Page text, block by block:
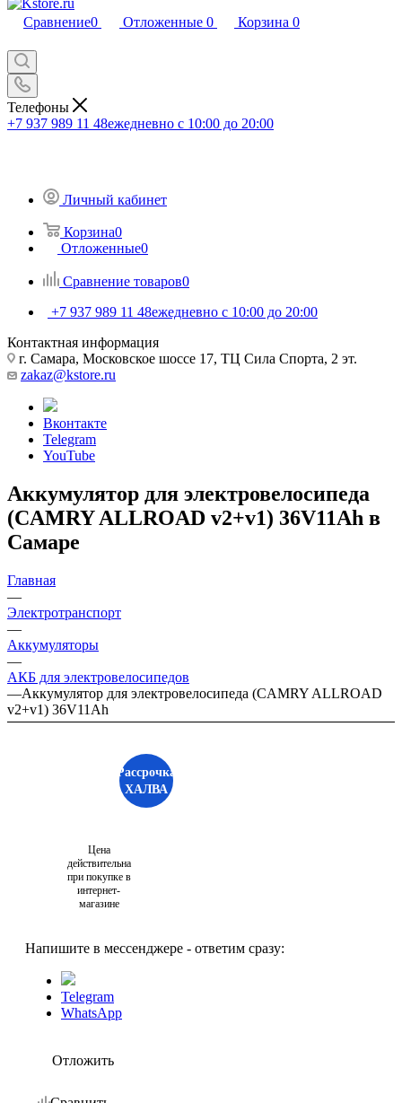
Сравнение0 Отложенные 0 Корзина 0
Телефоны
+7 937 989 11 48ежедневно с 10:00 до 20:00
Личный кабинет
Корзина0
Отложенные0
Сравнение товаров0
+7 937 989 11 48ежедневно с 10:00 до 20:00
Контактная информация
г. Самара, Московское шоссе 17, ТЦ Сила Спорта, 2 эт.
zakaz@kstore.ru
Вконтакте
Telegram
YouTube
Аккумулятор для электровелосипеда
(CAMRY ALLROAD v2+v1) 36V11Ah в
Самаре
Главная
—
Электротранспорт
—
Аккумуляторы
—
АКБ для электровелосипедов
—Аккумулятор для электровелосипеда (CAMRY ALLROAD
v2+v1) 36V11Ah
Рассрочка
ХАЛВА
Цена
действительна
при покупке в
интернет-
магазине
Напишите в мессенджере - ответим сразу:
Telegram
WhatsApp
Отложить